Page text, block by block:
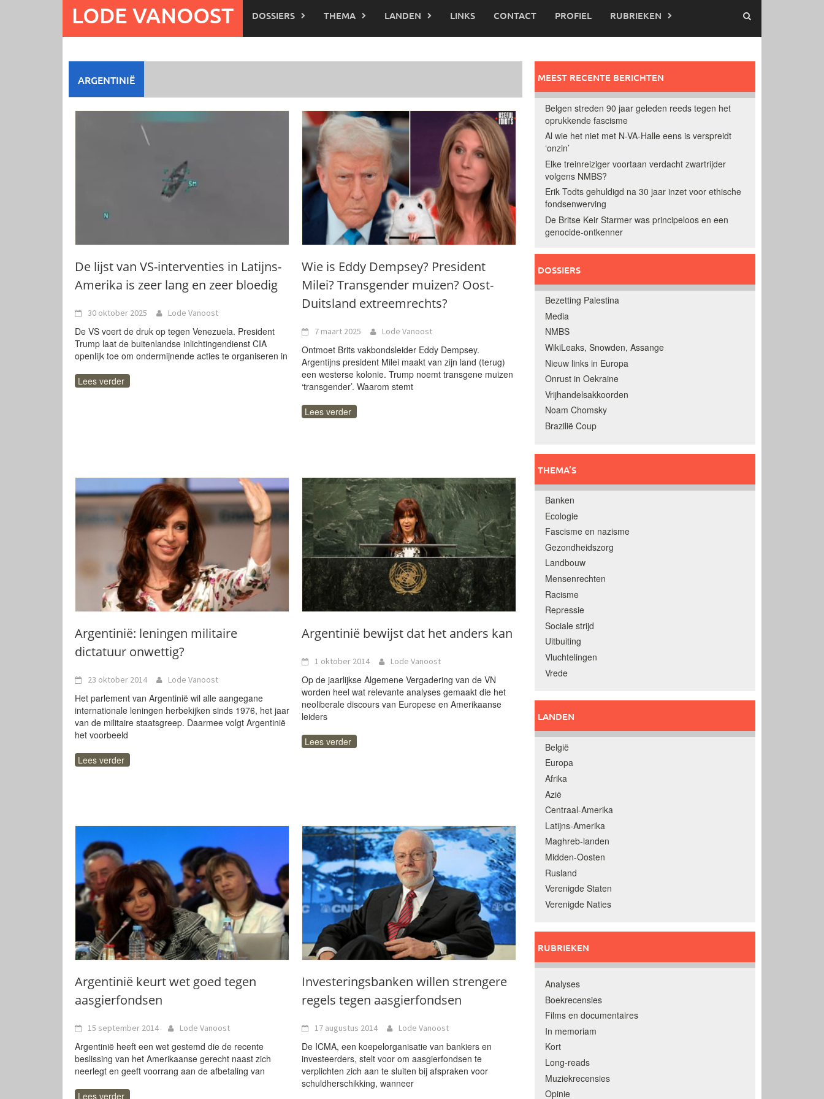
LODE VANOOST DOSSIERS THEMA LANDEN LINKS CONTACT PROFIEL RUBRIEKEN
ARGENTINIË
De lijst van VS-interventies in Latijns-
Amerika is zeer lang en zeer bloedig
30 oktober 2025 Lode Vanoost
De VS voert de druk op tegen Venezuela. President
Trump laat de buitenlandse inlichtingendienst CIA
openlijk toe om ondermijnende acties te organiseren in
Lees verder
Wie is Eddy Dempsey? President
Milei? Transgender muizen? Oost-
Duitsland extreemrechts?
7 maart 2025 Lode Vanoost
Ontmoet Brits vakbondsleider Eddy Dempsey.
Argentijns president Milei maakt van zijn land (terug)
een westerse kolonie. Trump noemt transgene muizen
‘transgender’. Waarom stemt
Lees verder
Argentinië: leningen militaire
dictatuur onwettig?
23 oktober 2014 Lode Vanoost
Het parlement van Argentinië wil alle aangegane
internationale leningen herbekijken sinds 1976, het jaar
van de militaire staatsgreep. Daarmee volgt Argentinië
het voorbeeld
Lees verder
Argentinië bewijst dat het anders kan
1 oktober 2014 Lode Vanoost
Op de jaarlijkse Algemene Vergadering van de VN
worden heel wat relevante analyses gemaakt die het
neoliberale discours van Europese en Amerikaanse
leiders
Lees verder
Argentinië keurt wet goed tegen
aasgierfondsen
15 september 2014 Lode Vanoost
Argentinië heeft een wet gestemd die de recente
beslissing van het Amerikaanse gerecht naast zich
neerlegt en geeft voorrang aan de afbetaling van
Lees verder
Investeringsbanken willen strengere
regels tegen aasgierfondsen
17 augustus 2014 Lode Vanoost
De ICMA, een koepelorganisatie van bankiers en
investeerders, stelt voor om aasgierfondsen te
verplichten zich aan te sluiten bij afspraken voor
schuldherschikking, wanneer
MEEST RECENTE BERICHTEN
Belgen streden 90 jaar geleden reeds tegen het
oprukkende fascisme
Al wie het niet met N-VA-Halle eens is verspreidt
‘onzin’
Elke treinreiziger voortaan verdacht zwartrijder
volgens NMBS?
Erik Todts gehuldigd na 30 jaar inzet voor ethische
fondsenwerving
De Britse Keir Starmer was principeloos en een
genocide-ontkenner
DOSSIERS
Bezetting Palestina
Media
NMBS
WikiLeaks, Snowden, Assange
Nieuw links in Europa
Onrust in Oekraine
Vrijhandelsakkoorden
Noam Chomsky
Brazilië Coup
THEMA’S
Banken
Ecologie
Fascisme en nazisme
Gezondheidszorg
Landbouw
Mensenrechten
Racisme
Repressie
Sociale strijd
Uitbuiting
Vluchtelingen
Vrede
LANDEN
België
Europa
Afrika
Azië
Centraal-Amerika
Latijns-Amerika
Maghreb-landen
Midden-Oosten
Rusland
Verenigde Staten
Verenigde Naties
RUBRIEKEN
Analyses
Boekrecensies
Films en documentaires
In memoriam
Kort
Long-reads
Muziekrecensies
Opinie